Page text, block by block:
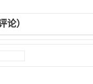
论）